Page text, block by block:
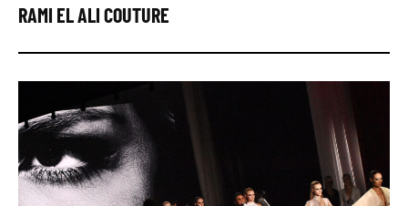
RAMI EL ALI COUTURE